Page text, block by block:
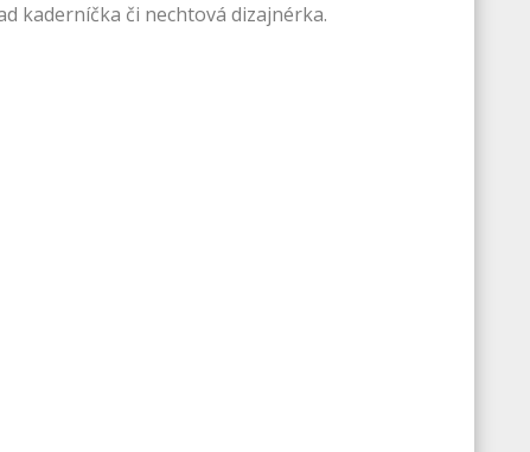
kaderníčka či nechtová dizajnérka.